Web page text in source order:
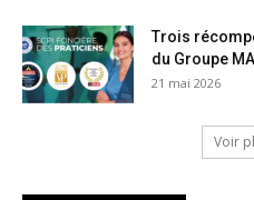
Trois
du Groupe
21 mai 2026
Voir